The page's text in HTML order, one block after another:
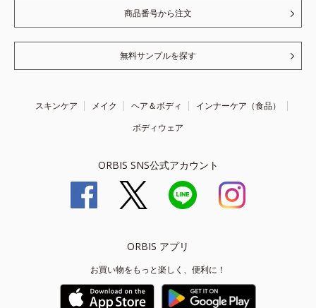
商品番号から注文
無料サンプルを探す
スキンケア メイク ヘア＆ボディ
インナーケア（食品）
ボディウェア
ORBIS SNS公式アカウント
ORBIS アプリ
お買い物をもっと楽しく、便利に！